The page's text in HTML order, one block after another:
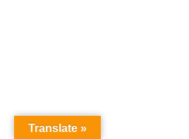
Translate »